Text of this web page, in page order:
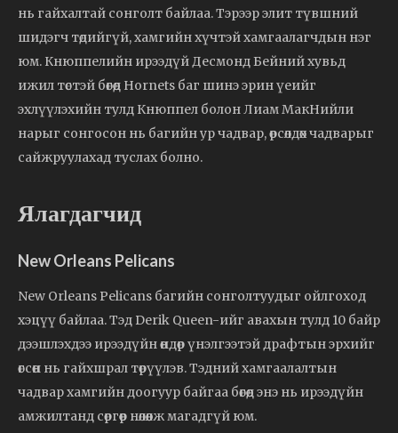
нь гайхалтай сонголт байлаа. Тэрээр элит түвшний
шидэгч төдийгүй, хамгийн хүчтэй хамгаалагчдын нэг
юм. Кнюппелийн ирээдүй Десмонд Бейний хувьд
ижил төстэй бөгөөд Hornets баг шинэ эрин үеийг
эхлүүлэхийн тулд Кнюппел болон Лиам МакНийли
нарыг сонгосон нь багийн ур чадвар, өрсөлдөх чадварыг
сайжруулахад туслах болно.
Ялагдагчид
New Orleans Pelicans
New Orleans Pelicans багийн сонголтуудыг ойлгоход
хэцүү байлаа. Тэд Derik Queen-ийг авахын тулд 10 байр
дээшлэхдээ ирээдүйн өндөр үнэлгээтэй драфтын эрхийг
өгсөн нь гайхшрал төрүүлэв. Тэдний хамгаалалтын
чадвар хамгийн доогуур байгаа бөгөөд энэ нь ирээдүйн
амжилтанд сөргөөр нөлөөлж магадгүй юм.